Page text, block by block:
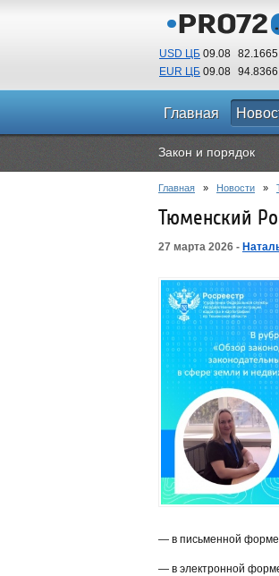
USD ЦБ 09.08 82.1665
EUR ЦБ 09.08 94.8366
Главная
Закон и порядок
Главная » Новости »
Тюменский
27 марта 2026 -
— в письменной форме
— в электронной